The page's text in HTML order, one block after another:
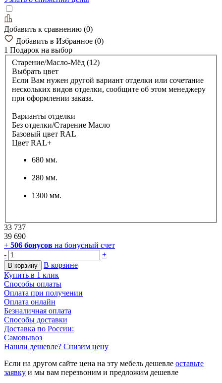
Добавить к сравнению (0)
Добавить в Избранное (0)
1 Подарок на выбор
Старение/Масло-Мёд (12)
Выбрать цвет
Если Вам нужен другой вариант отделки или сочетание
нескольких видов отделки, сообщите об этом менеджеру
при оформлении заказа.
Варианты отделки
Без отделки/Старение Масло
Базовый цвет RAL
Цвет RAL+
680 мм.
280 мм.
1300 мм.
33 737
39 690
+ 506 бонусов на бонусный счет
-
+
В корзину
В корзине
Купить в 1 клик
Способы оплаты
Оплата при получении
Оплата онлайн
Безналичная оплата
Способы доставки
Доставка по России:
Самовывоз
Нашли дешевле? Снизим цену
Если на другом сайте цена на эту мебель дешевле оставьте
заявку и мы вам перезвоним и предложим дешевле